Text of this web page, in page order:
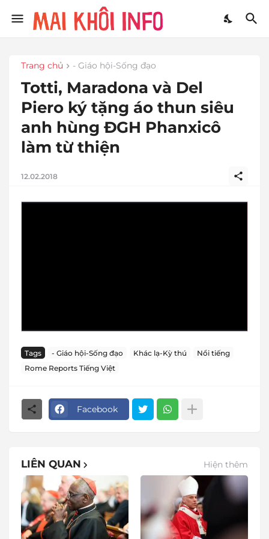
Trang chủ - Giáo hội-Sống đạo
Totti, Maradona và Del
Piero ký tặng áo thun siêu
anh hùng ĐGH Phanxicô
làm từ thiện
12.02.2018
Tags - Giáo hội-Sống đạo Khác lạ-Kỳ thú
Nổi tiếng
Rome Reports Tiếng Việt
Facebook
LIÊN QUAN Hiện thêm